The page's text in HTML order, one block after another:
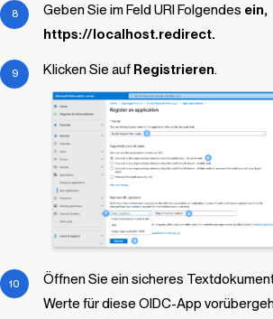
Geben Sie im Feld URI Folgendes ein,
https://localhost.redirect.
Klicken Sie auf Registrieren.
Öffnen Sie ein sicheres
Werte für diese OIDC-App